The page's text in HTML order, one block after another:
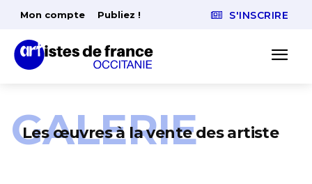
Mon compte Publiez ! S'INSCRIRE
Les œuvres à la vente des artiste
GALERIE